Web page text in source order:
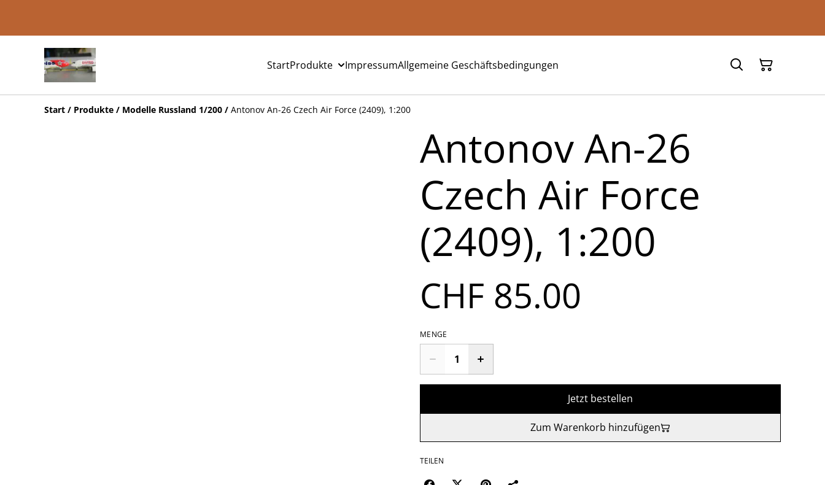
StartProdukte ImpressumAllgemeine Geschäftsbedingungen
Start / Produkte / Modelle Russland 1/200 / Antonov An-26 Czech Air Force (2409), 1:200
Antonov An-26
Czech Air Force
(2409), 1:200
CHF 85.00
MENGE
Jetzt bestellen
Zum Warenkorb hinzufügen
TEILEN